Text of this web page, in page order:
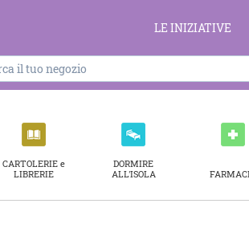
LE INIZIATIVE
CARTOLERIE e
LIBRERIE
DORMIRE
ALL'ISOLA